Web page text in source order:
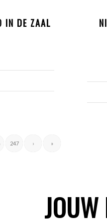
IN DE ZAAL
247 › »